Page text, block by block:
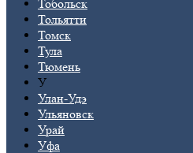
Тобольск
Тольятти
Томск
Тула
Тюмень
У
Улан-Удэ
Ульяновск
Урай
Уфа